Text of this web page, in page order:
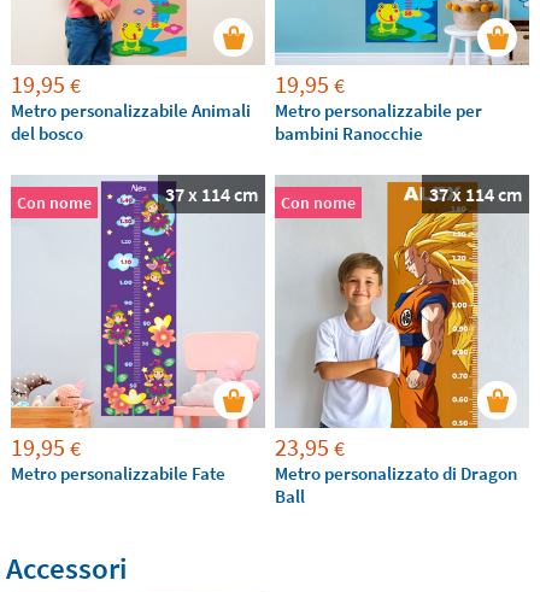
19,95 €
Metro personalizzabile Animali
del bosco
19,95 €
Metro personalizzabile per
bambini Ranocchie
Con nome 37 x 114 cm
19,95 €
Metro personalizzabile Fate
Con nome 37 x 114 cm
23,95 €
Metro personalizzato di Dragon
Ball
Accessori